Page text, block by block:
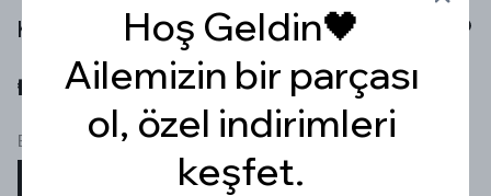
KALIN ASKILI DÜĞMELİ KIRMIZI BLUZ
₺ 519.99
Beden
Hoş Geldin🖤
Ailemizin bir parçası
ol, özel indirimleri
keşfet.